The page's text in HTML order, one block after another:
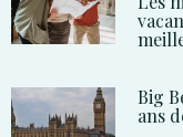
Big
ans